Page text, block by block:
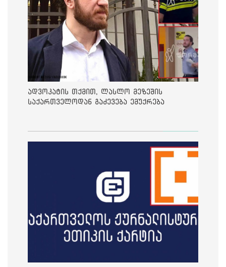
ადვოკატის თქმით, ლასლო მეზეშის
საქართველოდან გაძევება ემუქრება